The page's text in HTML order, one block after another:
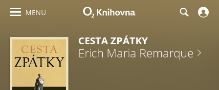
MENU
CESTA ZPÁTKY
Erich Maria Remarque